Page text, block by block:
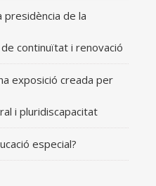
presidència de la
de continuïtat i renovació
exposició creada per
i pluridiscapacitat
especial?